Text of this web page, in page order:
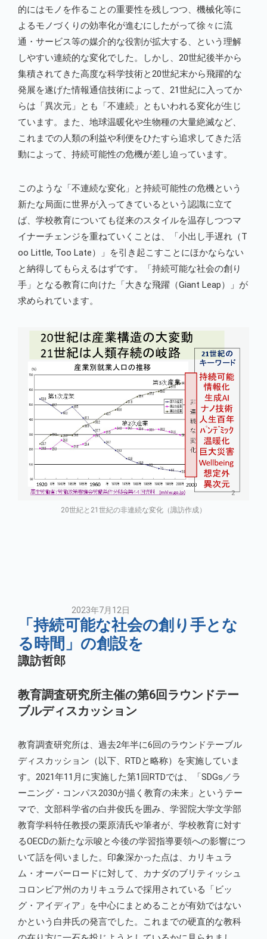
的にはモノを作ることの重要性を残しつつ、機械化等に
よるモノづくりの効率化が進むにしたがって徐々に流
通・サービス等の媒介的な役割が拡大する、という理解
しやすい連続的な変化でした。しかし、20世紀後半から
集積されてきた高度な科学技術と20世紀末から飛躍的な
発展を遂げた情報通信技術によって、21世紀に入ってか
らは「異次元」とも「不連続」ともいわれる変化が生じ
ています。また、地球温暖化や生物種の大量絶滅など、
これまでの人類の利益や利便をひたすら追求してきた活
動によって、持続可能性の危機が差し迫っています。
このような「不連続な変化」と持続可能性の危機という
新たな局面に世界が入ってきているという認識に立て
ば、学校教育についても従来のスタイルを温存しつつマ
イナーチェンジを重ねていくことは、「小出し手遅れ（T
oo Little, Too Late）」を引き起こすことにほかならない
と納得してもらえるはずです。「持続可能な社会の創り
手」となる教育に向けた「大きな飛躍（Giant Leap）」が
求められています。
20世紀と21世紀の非連続な変化（諏訪作成）
2023年7月12日
「持続可能な社会の創り手とな
る時間」の創設を
諏訪哲郎
教育調査研究所主催の第6回ラウンドテー
ブルディスカッション
教育調査研究所は、過去2年半に6回のラウンドテーブル
ディスカッション（以下、RTDと略称）を実施していま
す。2021年11月に実施した第1回RTDでは、「SDGs／ラ
ーニング・コンパス2030が描く教育の未来」というテー
マで、文部科学省の白井俊氏を囲み、学習院大学文学部
教育学科特任教授の栗原清氏や筆者が、学校教育に対す
るOECDの新たな示唆と今後の学習指導要領への影響につ
いて話を伺いました。印象深かった点は、カリキュラ
ム・オーバーロードに対して、カナダのブリティッシュ
コロンビア州のカリキュラムで採用されている「ビッ
グ・アイディア」を中心にまとめることが有効ではない
かという白井氏の発言でした。これまでの硬直的な教科